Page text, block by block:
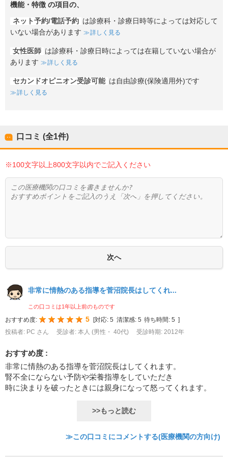
機能・特徴 の項目の、
ネット予約/電話予約 は診療科・診療日時等によっては対応して
いない場合があります
詳しく見る
女性医師 は診療科・診療日時によっては在籍していない場合が
あります
詳しく見る
セカンドオピニオン受診可能 は自由診療(保険適用外)です
詳しく見る
口コミ (全1件)
※100文字以上800文字以内でご記入ください
非常に情熱のある指導を菅沼院長はしてくれ...
この口コミは1年以上前のものです
おすすめ度: 5 対応: 5 清潔感: 5 待ち時間: 5
投稿者: PC さん
受診者: 本人 (男性・ 40代) 受診時期: 2012年
おすすめ度 :
非常に情熱のある指導を菅沼院長はしてくれます。
腎不全にならない予防や栄養指導をしていただき
時に決まりを破ったときには親身になって怒ってくれます。
>>もっと読む
≫この口コミにコメントする(医療機関の方向け)